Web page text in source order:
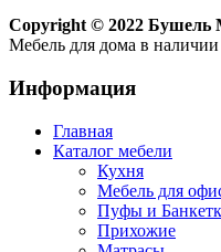
Copyright © 2022 Бушель
Мебель для дома в наличии
Информация
Главная
Каталог мебели
Кухня
Мебель для
Пуфы и
Прихожие